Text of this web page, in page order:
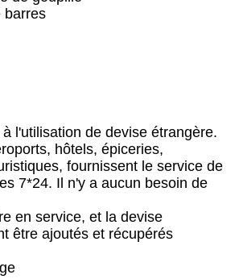
barres
l'utilisation de devise étrangère.
hôtels, épiceries,
fournissent le service de
7*24. Il n'y a aucun besoin de
en service, et la devise
être ajoutés et récupérés